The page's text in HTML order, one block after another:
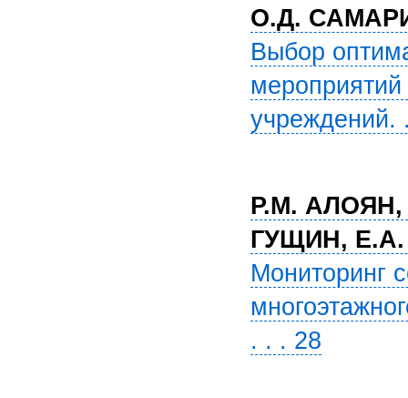
О.Д.
Выбор
мероприятий
учреждений.
Р.М.
ГУЩИН,
Мониторинг
. . . 28